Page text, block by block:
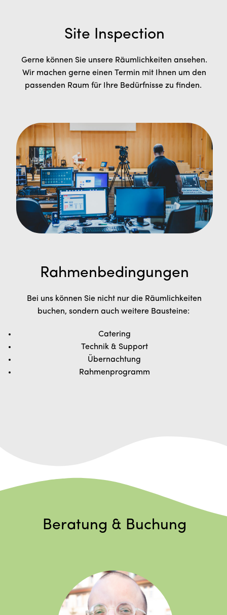
Site Inspection
Gerne können Sie unsere Räumlichkeiten ansehen.
Wir machen gerne einen Termin mit Ihnen um den
passenden Raum für Ihre Bedürfnisse zu finden.
Rahmenbedingungen
Bei uns können Sie nicht nur die Räumlichkeiten
buchen, sondern auch weitere Bausteine:
Catering
Technik & Support
Übernachtung
Rahmenprogramm
Beratung & Buchung